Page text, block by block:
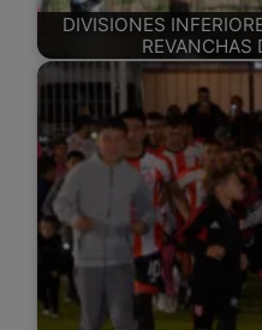
DIVISIONES
REVANCHAS